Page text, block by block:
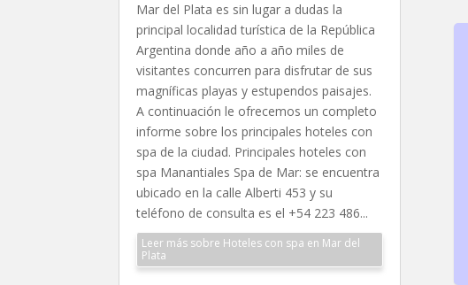
Mar del Plata es sin lugar a dudas la
principal localidad turística de la República
Argentina donde año a año miles de
visitantes concurren para disfrutar de sus
magníficas playas y estupendos paisajes.
A continuación le ofrecemos un completo
informe sobre los principales hoteles con
spa de la ciudad. Principales hoteles con
spa Manantiales Spa de Mar: se encuentra
ubicado en la calle Alberti 453 y su
teléfono de consulta es el +54 223 486...
Leer más sobre Hoteles con spa en Mar del
Plata